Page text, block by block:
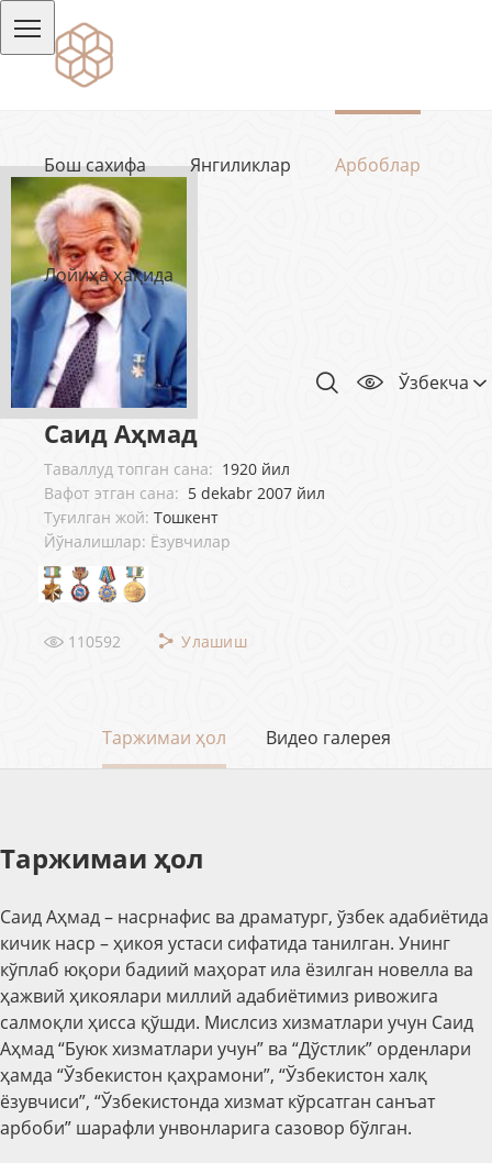
Бош сахифа Янгиликлар Арбоблар
Лойиҳа ҳақида
Ўзбекча
Саид Аҳмад
Таваллуд топган сана: 1920 йил
Вафот этган сана: 5 dekabr 2007 йил
Туғилган жой: Тошкент
Йўналишлар: Ёзувчилар
110592 Улашиш
Таржимаи ҳол Видео галерея
Таржимаи ҳол
Саид Аҳмад – насрнафис ва драматург, ўзбек адабиётида
кичик наср – ҳикоя устаси сифатида танилган. Унинг
кўплаб юқори бадиий маҳорат ила ёзилган новелла ва
ҳажвий ҳикоялари миллий адабиётимиз ривожига
салмоқли ҳисса қўшди. Мислсиз хизматлари учун Саид
Аҳмад “Буюк хизматлари учун” ва “Дўстлик” орденлари
ҳамда “Ўзбекистон қаҳрамони”, “Ўзбекистон халқ
ёзувчиси”, “Ўзбекистонда хизмат кўрсатган санъат
арбоби” шарафли унвонларига сазовор бўлган.